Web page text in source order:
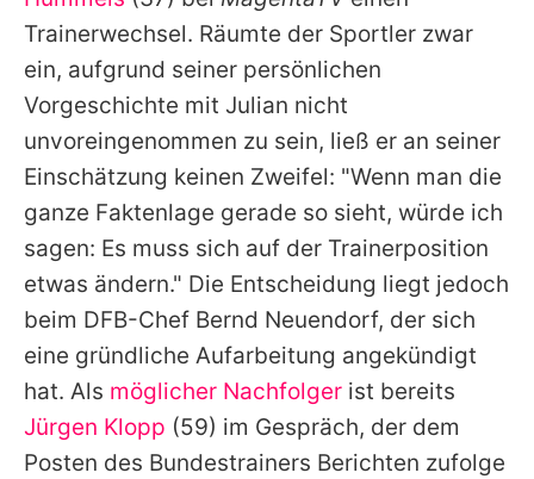
Trainerwechsel. Räumte der Sportler zwar
ein, aufgrund seiner persönlichen
Vorgeschichte mit Julian nicht
unvoreingenommen zu sein, ließ er an seiner
Einschätzung keinen Zweifel: "Wenn man die
ganze Faktenlage gerade so sieht, würde ich
sagen: Es muss sich auf der Trainerposition
etwas ändern." Die Entscheidung liegt jedoch
beim DFB-Chef Bernd Neuendorf, der sich
eine gründliche Aufarbeitung angekündigt
hat. Als möglicher Nachfolger ist bereits
Jürgen Klopp (59) im Gespräch, der dem
Posten des Bundestrainers Berichten zufolge